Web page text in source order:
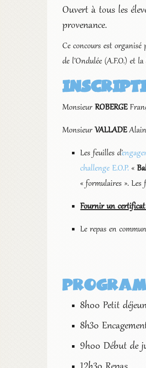
Ouvert à tous les
provenance.
Ce concours est organisé
de l’Ondulée (A.F.O.) et
MonsieurROBERGE
MonsieurVALLADE
Les feuilles d’
challenge E.O.P. «
« formulaires ». Les
Fournir un
Le repas en
8h00 Petit
8h30
9h00 Début de